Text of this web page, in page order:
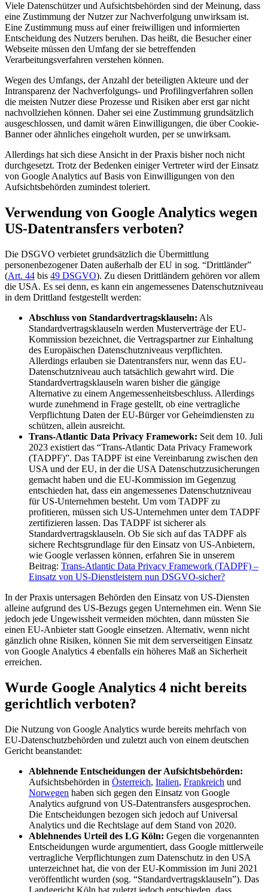
Viele Datenschützer und Aufsichtsbehörden sind der Meinung, dass
eine Zustimmung der Nutzer zur Nachverfolgung unwirksam ist.
Eine Zustimmung muss auf einer freiwilligen und informierten
Entscheidung des Nutzers beruhen. Das heißt, die Besucher einer
Webseite müssen den Umfang der sie betreffenden
Verarbeitungsverfahren verstehen können.
Wegen des Umfangs, der Anzahl der beteiligten Akteure und der
Intransparenz der Nachverfolgungs- und Profilingverfahren sollen
die meisten Nutzer diese Prozesse und Risiken aber erst gar nicht
nachvollziehen können. Daher sei eine Zustimmung grundsätzlich
ausgeschlossen, und damit wären Einwilligungen, die über Cookie-
Banner oder ähnliches eingeholt wurden, per se unwirksam.
Allerdings hat sich diese Ansicht in der Praxis bisher noch nicht
durchgesetzt. Trotz der Bedenken einiger Vertreter wird der Einsatz
von Google Analytics auf Basis von Einwilligungen von den
Aufsichtsbehörden zumindest toleriert.
Verwendung von Google Analytics wegen
US-Datentransfers verboten?
Die DSGVO verbietet grundsätzlich die Übermittlung
personenbezogener Daten außerhalb der EU in sog. “Drittländer”
(Art. 44 bis 49 DSGVO). Zu diesen Drittländern gehören vor allem
die USA. Es sei denn, es kann ein angemessenes Datenschutzniveau
in dem Drittland festgestellt werden:
Abschluss von Standardvertragsklauseln: Als
Standardvertragsklauseln werden Musterverträge der EU-
Kommission bezeichnet, die Vertragspartner zur Einhaltung
des Europäischen Datenschutzniveaus verpflichten.
Allerdings erlauben sie Datentransfers nur, wenn das EU-
Datenschutzniveau auch tatsächlich gewahrt wird. Die
Standardvertragsklauseln waren bisher die gängige
Alternative zu einem Angemessenheitsbeschluss. Allerdings
wurde zunehmend in Frage gestellt, ob eine vertragliche
Verpflichtung Daten der EU-Bürger vor Geheimdiensten zu
schützen, allein ausreicht.
Trans-Atlantic Data Privacy Framework: Seit dem 10. Juli
2023 existiert das “Trans-Atlantic Data Privacy Framework
(TADPF)”. Das TADPF ist eine Vereinbarung zwischen den
USA und der EU, in der die USA Datenschutzzusicherungen
gemacht haben und die EU-Kommission im Gegenzug
entschieden hat, dass ein angemessenes Datenschutzniveau
für US-Unternehmen besteht. Um vom TADPF zu
profitieren, müssen sich US-Unternehmen unter dem TADPF
zertifizieren lassen. Das TADPF ist sicherer als
Standardvertragsklauseln. Ob Sie sich auf das TADPF als
sichere Rechtsgrundlage für den Einsatz von US-Anbietern,
wie Google verlassen können, erfahren Sie in unserem
Beitrag: Trans-Atlantic Data Privacy Framework (TADPF) –
Einsatz von US-Dienstleistern nun DSGVO-sicher?
In der Praxis untersagen Behörden den Einsatz von US-Diensten
alleine aufgrund des US-Bezugs gegen Unternehmen ein. Wenn Sie
jedoch jede Ungewissheit vermeiden möchten, dann müssten Sie
einen EU-Anbieter statt Google einsetzen. Alternativ, wenn nicht
gänzlich ohne Risiken, können Sie mit dem serverseitigen Einsatz
von Google Analytics 4 ebenfalls ein höheres Maß an Sicherheit
erreichen.
Wurde Google Analytics 4 nicht bereits
gerichtlich verboten?
Die Nutzung von Google Analytics wurde bereits mehrfach von
EU-Datenschutzbehörden und zuletzt auch von einem deutschen
Gericht beanstandet:
Ablehnende Entscheidungen der Aufsichtsbehörden:
Aufsichtsbehörden in Österreich, Italien, Frankreich und
Norwegen haben sich gegen den Einsatz von Google
Analytics aufgrund von US-Datentransfers ausgesprochen.
Die Entscheidungen bezogen sich jedoch auf Universal
Analytics und die Rechtslage auf dem Stand von 2020.
Ablehnendes Urteil des LG Köln: Gegen die vorgenannten
Entscheidungen wurde argumentiert, dass Google mittlerweile
vertragliche Verpflichtungen zum Datenschutz in den USA
unterzeichnet hat, die von der EU-Kommission im Juni 2021
veröffentlicht wurden (sog. “Standardvertragsklauseln”). Das
Landgericht Köln hat zuletzt jedoch entschieden, dass